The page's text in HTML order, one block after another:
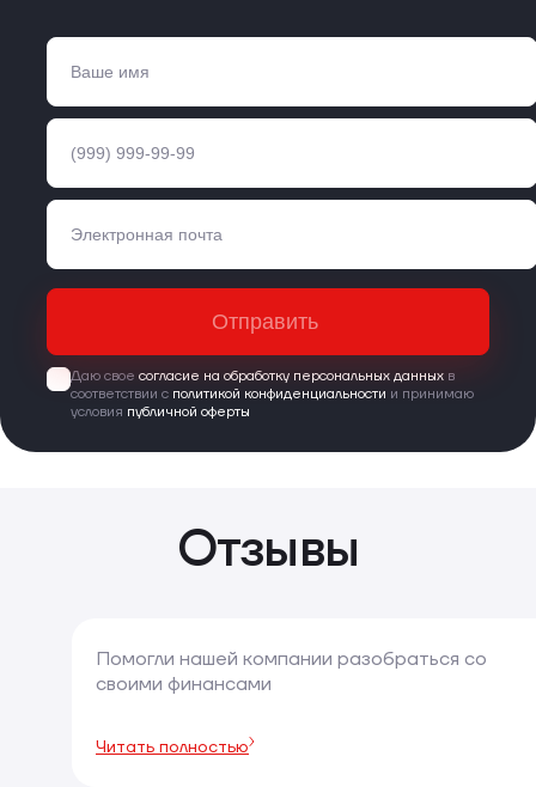
Даю свое согласие на обработку персональных данных в
соответствии с политикой конфиденциальности и принимаю
условия публичной оферты
Отправить
Отзывы
Помогли нашей компании разобраться со
своими финансами
Читать полностью